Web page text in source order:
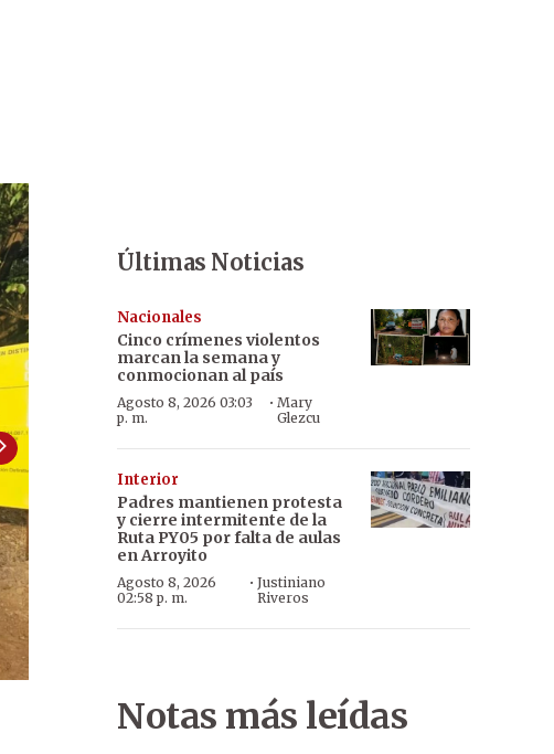
Preocupa que las obras paradas contribuyan a que se produzca
Últimas Noticias
Nacionales
Cinco crímenes violentos
marcan la semana y
conmocionan al país
Agosto 8, 2026 03:03
p. m.
·Mary
Glezcu
Interior
Padres mantienen protesta
y cierre intermitente de la
Ruta PY05 por falta de aulas
en Arroyito
Agosto 8, 2026
02:58 p. m.
· Justiniano
Riveros
Notas más leídas